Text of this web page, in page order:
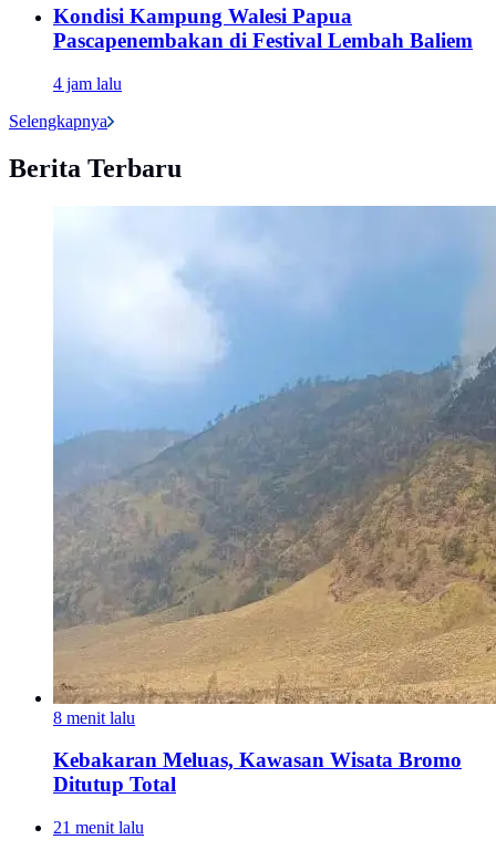
Kondisi Kampung Walesi Papua
Pascapenembakan di Festival Lembah Baliem
4 jam lalu
Selengkapnya
Berita Terbaru
8 menit lalu
Kebakaran Meluas, Kawasan Wisata Bromo
Ditutup Total
21 menit lalu